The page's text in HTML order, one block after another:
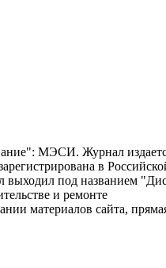
МЭСИ. Журнал
зарегистрирована в
под названием
и ремонте
материалов сайта,